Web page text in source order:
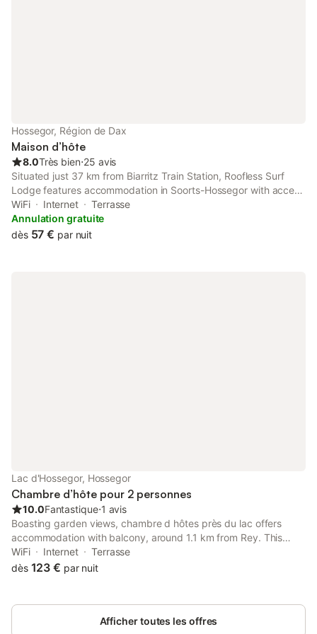
Hossegor, Région de Dax
Maison d’hôte
8.0Très bien⋅25 avis
Situated just 37 km from Biarritz Train Station, Roofless Surf
Lodge features accommodation in Soorts-Hossegor with access
to a garden, barbecue facilities, as well as a shared kitchen. The
property has garden and inner courtyard views, and is 2.
WiFi Internet
Terrasse
Annulation gratuite
dès 57 € par nuit
Lac d'Hossegor, Hossegor
Chambre d’hôte pour 2 personnes
10.0Fantastique⋅1 avis
Boasting garden views, chambre d hôtes près du lac offers
accommodation with balcony, around 1.1 km from Rey. This
property offers access to a terrace, free private parking and
free WiFi. The bed and breakfast has family rooms.
WiFi Internet
Terrasse
dès 123 € par nuit
Afficher toutes les offres